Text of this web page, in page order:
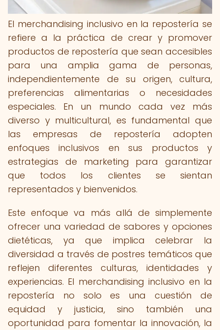
El merchandising inclusivo en la repostería se
refiere a la práctica de crear y promover
productos de repostería que sean accesibles
para una amplia gama de personas,
independientemente de su origen, cultura,
preferencias alimentarias o necesidades
especiales. En un mundo cada vez más
diverso y multicultural, es fundamental que
las empresas de repostería adopten
enfoques inclusivos en sus productos y
estrategias de marketing para garantizar
que todos los clientes se sientan
representados y bienvenidos.
Este enfoque va más allá de simplemente
ofrecer una variedad de sabores y opciones
dietéticas, ya que implica celebrar la
diversidad a través de postres temáticos que
reflejen diferentes culturas, identidades y
experiencias. El merchandising inclusivo en la
repostería no solo es una cuestión de
equidad y justicia, sino también una
oportunidad para fomentar la innovación, la